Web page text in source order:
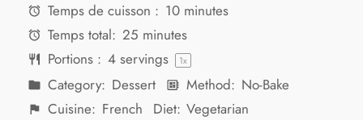
Temps de cuisson : 10 minutes
Temps total: 25 minutes
Portions : 4servings 1x
Category: Dessert Method: No-Bake
Cuisine: French Diet: Vegetarian